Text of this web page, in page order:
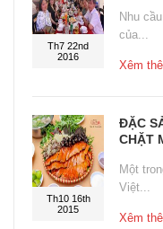
Th7 22nd
2016
Nhu
của...
Xêm
Th10 16th
2015
ĐẶC
CHẶT
Một
Việt...
Xêm